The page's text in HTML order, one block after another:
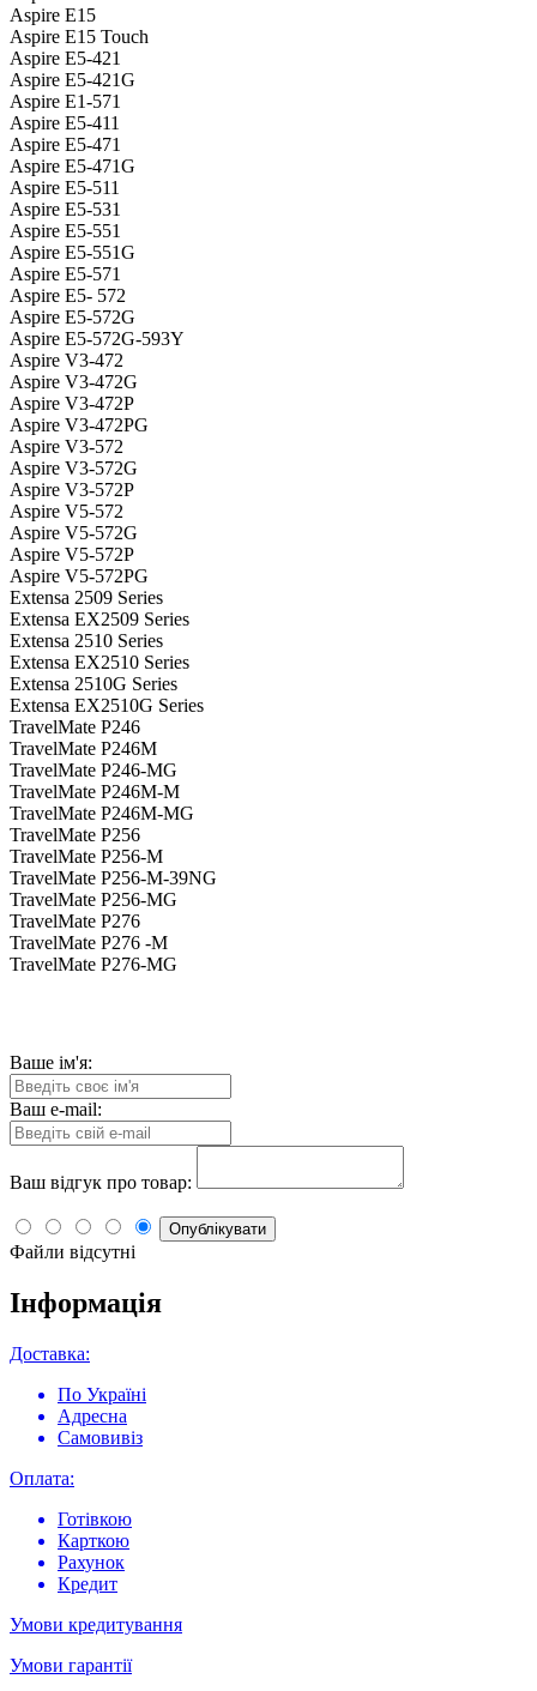
Aspire E15
Aspire E15 Touch
Aspire E5-421
Aspire E5-421G
Aspire E1-571
Aspire E5-411
Aspire E5-471
Aspire E5-471G
Aspire E5-511
Aspire E5-531
Aspire E5-551
Aspire E5-551G
Aspire E5-571
Aspire E5- 572
Aspire E5-572G
Aspire E5-572G-593Y
Aspire V3-472
Aspire V3-472G
Aspire V3-472P
Aspire V3-472PG
Aspire V3-572
Aspire V3-572G
Aspire V3-572P
Aspire V5-572
Aspire V5-572G
Aspire V5-572P
Aspire V5-572PG
Extensa 2509 Series
Extensa EX2509 Series
Extensa 2510 Series
Extensa EX2510 Series
Extensa 2510G Series
Extensa EX2510G Series
TravelMate P246
TravelMate P246M
TravelMate P246-MG
TravelMate P246M-M
TravelMate P246M-MG
TravelMate P256
TravelMate P256-M
TravelMate P256-M-39NG
TravelMate P256-MG
TravelMate P276
TravelMate P276 -M
TravelMate P276-MG
Ваше ім'я:
Ваш e-mail:
Ваш відгук про товар:
Опублікувати
Файли відсутні
Інформація
Доставка:
По Україні
Адресна
Самовивіз
Оплата:
Готівкою
Карткою
Рахунок
Кредит
Умови кредитування
Умови гарантії